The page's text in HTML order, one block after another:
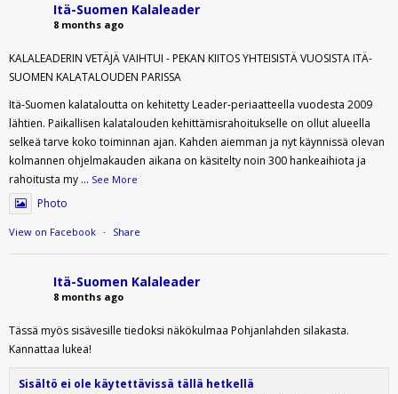
Itä-Suomen Kalaleader
8 months ago
KALALEADERIN VETÄJÄ VAIHTUI - PEKAN KIITOS YHTEISISTÄ VUOSISTA ITÄ-
SUOMEN KALATALOUDEN PARISSA
Itä-Suomen kalataloutta on kehitetty Leader-periaatteella vuodesta 2009
lähtien. Paikallisen kalatalouden kehittämisrahoitukselle on ollut alueella
selkeä tarve koko toiminnan ajan. Kahden aiemman ja nyt käynnissä olevan
kolmannen ohjelmakauden aikana on käsitelty noin 300 hankeaihiota ja
rahoitusta my ... See More
Photo
View on Facebook · Share
Itä-Suomen Kalaleader
8 months ago
Tässä myös sisävesille tiedoksi näkökulmaa Pohjanlahden silakasta.
Kannattaa lukea!
Sisältö ei ole käytettävissä tällä hetkellä